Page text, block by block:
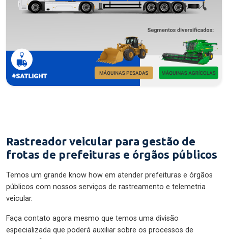
Rastreador veicular para gestão de
frotas de prefeituras e órgãos públicos
Temos um grande know how em atender prefeituras e órgãos
públicos com nossos serviços de rastreamento e telemetria
veicular.
Faça contato agora mesmo que temos uma divisão
especializada que poderá auxiliar sobre os processos de